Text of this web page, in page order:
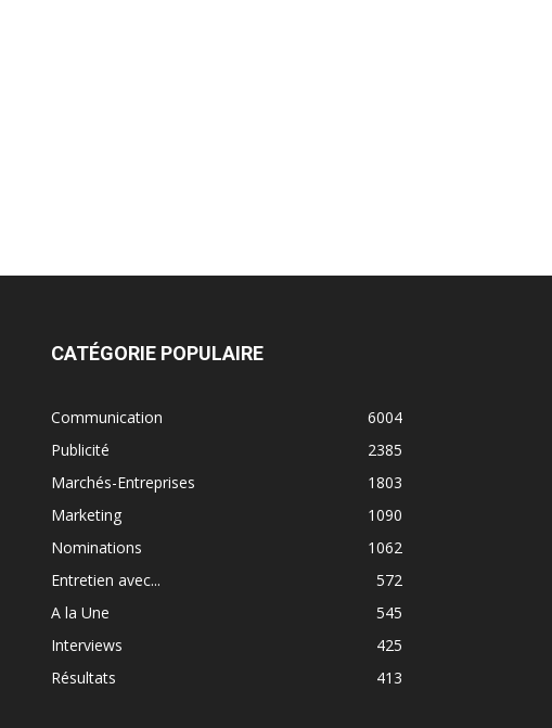
CATÉGORIE POPULAIRE
Communication
6004
Publicité
2385
Marchés-Entreprises
1803
Marketing
1090
Nominations
1062
Entretien avec...
572
A la Une
545
Interviews
425
Résultats
413